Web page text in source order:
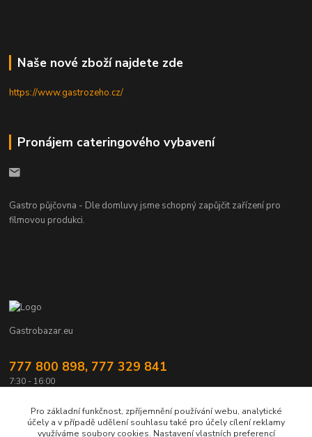
Naše nové zboží najdete zde
https://www.gastrozeho.cz/
Pronájem cateringového vybavení
Gastro půjčovna - Dle domluvy jsme schopný zapůjčit zařízení pro
filmovou produkci.
Gastrobazar.eu
777 800 898, 777 329 841
7:30 - 16:00
gastrozeho@gastrozeho.cz
Pro základní funkčnost, zpříjemnění používání webu, analytické
účely a v případě udělení souhlasu také pro účely cílení reklamy
využíváme soubory cookies. Nastavení vlastních preferencí